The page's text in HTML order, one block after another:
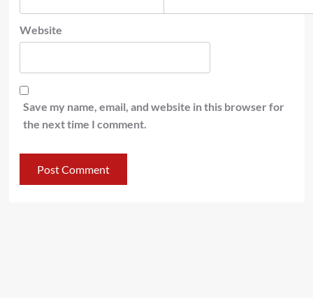
Website
Save my name, email, and website in this browser for
the next time I comment.